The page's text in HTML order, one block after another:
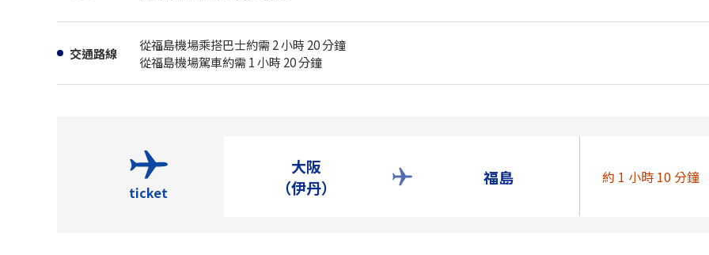
交通路線
從福島機場乘搭巴士約需 2 小時 20 分鐘
從福島機場駕車約需 1 小時 20 分鐘
ticket
大阪
（伊丹）
福島 約 1 小時 10 分鐘